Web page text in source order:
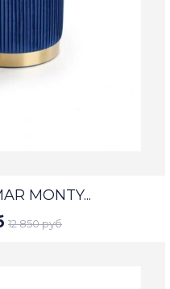
MONTY...
12 850 руб